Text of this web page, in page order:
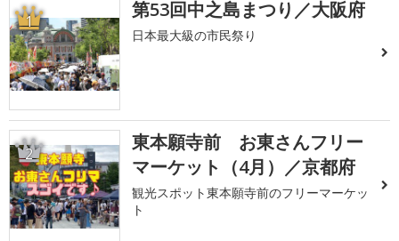
1 第53回中之島まつり／大阪府
日本最大級の市民祭り
2
東本願寺前 お東さんフリー
マーケット（4月）／京都府
観光スポット東本願寺前のフリーマーケッ
ト